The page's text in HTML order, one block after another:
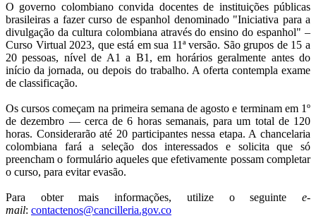
O governo colombiano convida docentes de instituições públicas
brasileiras a fazer curso de espanhol denominado "Iniciativa para a
divulgação da cultura colombiana através do ensino do espanhol" –
Curso Virtual 2023, que está em sua 11ª versão. São grupos de 15 a
20 pessoas, nível de A1 a B1, em horários geralmente antes do
início da jornada, ou depois do trabalho. A oferta contempla exame
de classificação.
Os cursos começam na primeira semana de agosto e terminam em 1º
de dezembro — cerca de 6 horas semanais, para um total de 120
horas. Considerarão até 20 participantes nessa etapa. A chancelaria
colombiana fará a seleção dos interessados e solicita que só
preencham o formulário aqueles que efetivamente possam completar
o curso, para evitar evasão.
Para obter mais informações, utilize o seguinte e-
mail: contactenos@cancilleria.gov.co